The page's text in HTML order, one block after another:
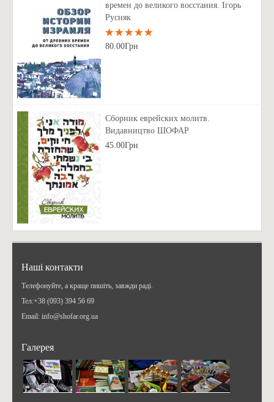
времен до великого восстания. Ігорь
Русняк
80.00Грн
Сборник еврейских молитв.
Видавництво ШОФАР
45.00Грн
Наші контакти
Телефонуйте, а краще пишіть, завжди раді.
Teл:+38 (093) 394 56 69
Email: info@shofar.org.ua
Галерея